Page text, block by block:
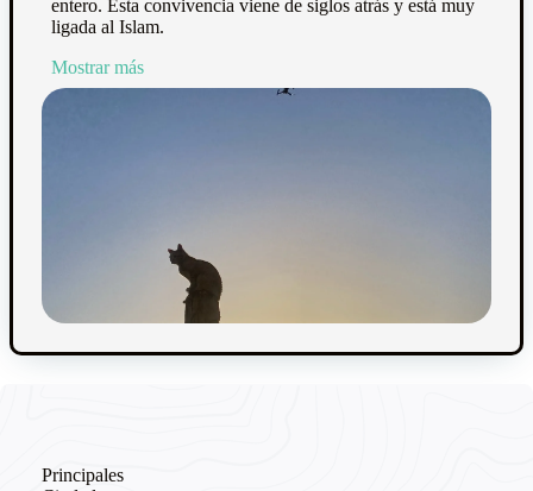
entero. Esta convivencia viene de siglos atrás y está muy
ligada al Islam.
Mostrar más
Principales